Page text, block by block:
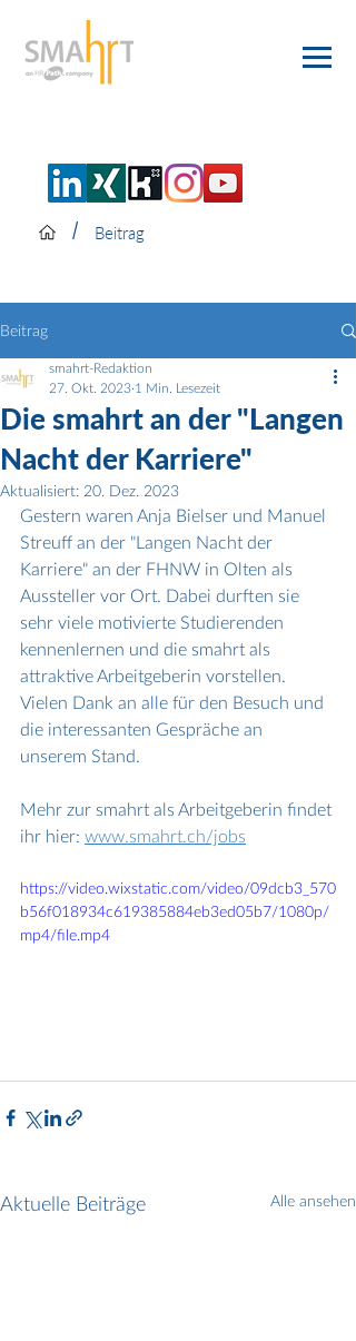
/ Beitrag
Beitrag
Die smahrt an der "Langen
Nacht der Karriere"
smahrt-Redaktion
27. Okt. 2023 1 Min. Lesezeit
Aktualisiert: 20. Dez. 2023
Gestern waren Anja Bielser und Manuel
Streuff an der "Langen Nacht der
Karriere" an der FHNW in Olten als
Aussteller vor Ort. Dabei durften sie
sehr viele motivierte Studierenden
kennenlernen und die smahrt als
attraktive Arbeitgeberin vorstellen.
Vielen Dank an alle für den Besuch und
die interessanten Gespräche an
unserem Stand.
Mehr zur smahrt als Arbeitgeberin findet
ihr hier: www.smahrt.ch/jobs
https://video.wixstatic.com/video/09dcb3_570
b56f018934c619385884eb3ed05b7/1080p/
mp4/file.mp4
Aktuelle Beiträge Alle ansehen